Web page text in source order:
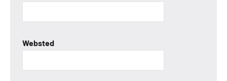
Websted